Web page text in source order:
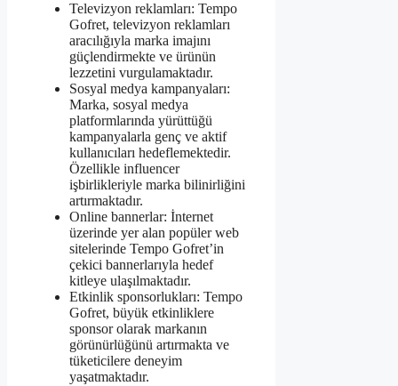
Televizyon reklamları: Tempo
Gofret, televizyon reklamları
aracılığıyla marka imajını
güçlendirmekte ve ürünün
lezzetini vurgulamaktadır.
Sosyal medya kampanyaları:
Marka, sosyal medya
platformlarında yürüttüğü
kampanyalarla genç ve aktif
kullanıcıları hedeflemektedir.
Özellikle influencer
işbirlikleriyle marka bilinirliğini
artırmaktadır.
Online bannerlar: İnternet
üzerinde yer alan popüler web
sitelerinde Tempo Gofret’in
çekici bannerlarıyla hedef
kitleye ulaşılmaktadır.
Etkinlik sponsorlukları: Tempo
Gofret, büyük etkinliklere
sponsor olarak markanın
görünürlüğünü artırmakta ve
tüketicilere deneyim
yaşatmaktadır.